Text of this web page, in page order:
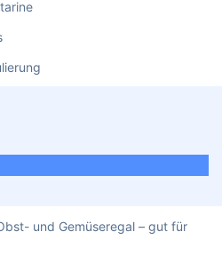
und Gemüseregal – gut für